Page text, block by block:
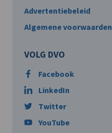
Advertentiebeleid
Algemene voorwaarden
VOLG DVO
Facebook
LinkedIn
Twitter
YouTube